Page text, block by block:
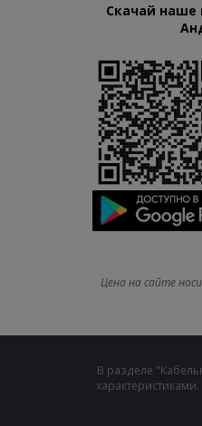
Скачай наше
Цена на сайте
В разделе